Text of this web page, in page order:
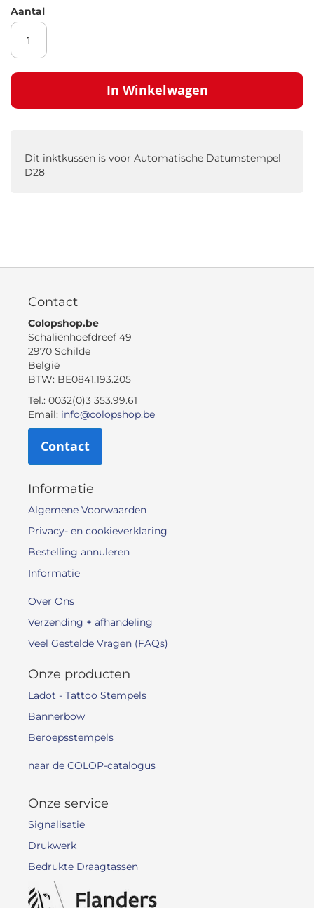
Aantal
In Winkelwagen
Dit inktkussen is voor Automatische Datumstempel
D28
Contact
Colopshop.be
Schaliënhoefdreef 49
2970 Schilde
België
BTW: BE0841.193.205
Tel.: 0032(0)3 353.99.61
Email: info@colopshop.be
Contact
Informatie
Algemene Voorwaarden
Privacy- en cookieverklaring
Bestelling annuleren
Informatie
Over Ons
Verzending + afhandeling
Veel Gestelde Vragen (FAQs)
Onze producten
Ladot - Tattoo Stempels
Bannerbow
Beroepsstempels
naar de COLOP-catalogus
Onze service
Signalisatie
Drukwerk
Bedrukte Draagtassen